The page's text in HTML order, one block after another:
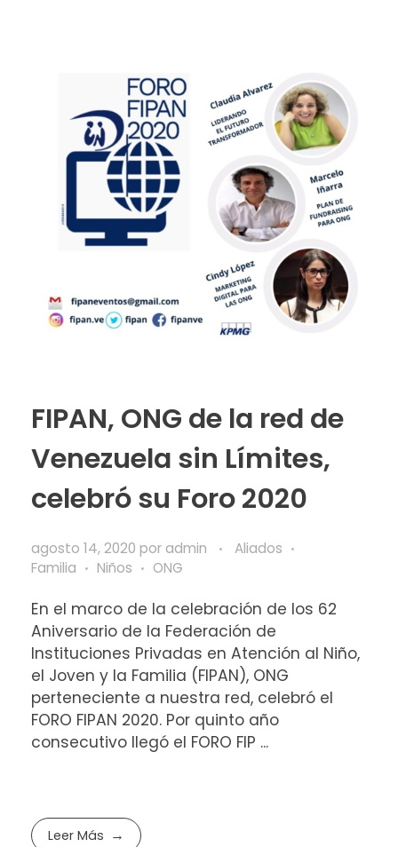
FIPAN, ONG de la red de
Venezuela sin Límites,
celebró su Foro 2020
agosto 14, 2020 por admin
Aliados
Familia
Niños ONG
En el marco de la celebración de los 62
Aniversario de la Federación de
Instituciones Privadas en Atención al Niño,
el Joven y la Familia (FIPAN), ONG
perteneciente a nuestra red, celebró el
FORO FIPAN 2020. Por quinto año
consecutivo llegó el FORO FIP ...
Leer Más